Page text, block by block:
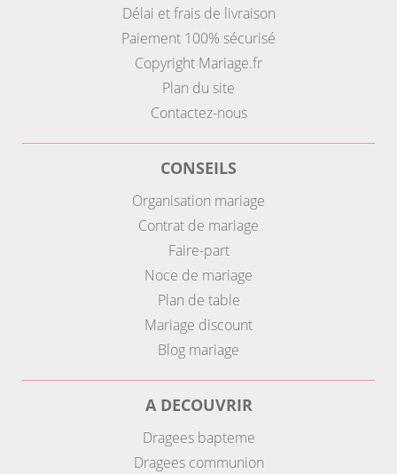
Délai et frais de livraison
Paiement 100% sécurisé
Copyright Mariage.fr
Plan du site
Contactez-nous
CONSEILS
Organisation mariage
Contrat de mariage
Faire-part
Noce de mariage
Plan de table
Mariage discount
Blog mariage
A DECOUVRIR
Dragees bapteme
Dragees communion